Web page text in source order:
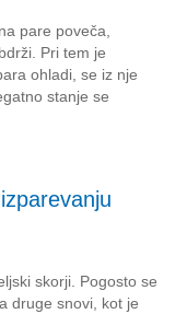
pare poveča,
Pri tem je
ohladi, se iz nje
stanje se
skorji. Pogosto se
druge snovi, kot je